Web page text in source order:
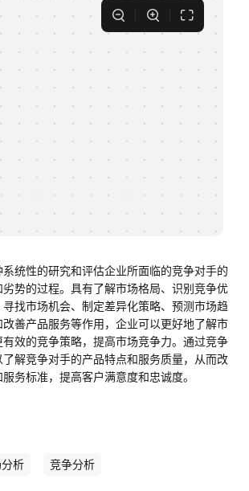
统性的研究和评估企业所面临的竞争对手的
势的过程。具有了解市场格局、识别竞争优
找市场机会、制定差异化策略、预测市场趋
善产品服务等作用，企业可以更好地了解市
效的竞争策略，提高市场竞争力。通过竞争
解竞争对手的产品特点和服务质量，从而改
务标准，提高客户满意度和忠诚度。
析 竞争分析